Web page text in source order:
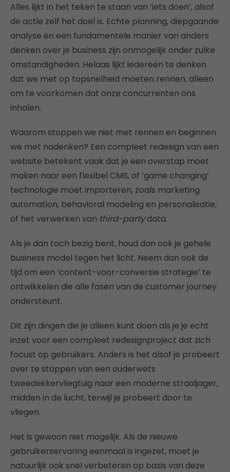
Alles lijkt in het teken te staan van ‘iets doen’, alsof
de actie zelf het doel is. Echte planning, diepgaande
analyse en een fundamentele manier van anders
denken over je business zijn onmogelijk onder zulke
omstandigheden. Helaas lijkt iedereen te denken
dat we met op topsnelheid moeten rennen, alleen
om te voorkomen dat onze concurrenten ons
inhalen.
Waarom stoppen we niet met rennen en beginnen
we met nadenken? Een compleet redesign van een
website betekent vaak dat je een overstap moet
maken naar een flexibel CMS, of ‘game changing’
technologie moet importeren, zoals marketing
automation, behavioral modeling en personalisatie,
of het verwerken van third-partydata.
Als je dan toch bezig bent, houd dan ook je gehele
business model tegen het licht. Neem dan ook de
tijd om een ‘content-voor-conversie strategie’ te
ontwikkelen die alle fasen van de customer journey
ondersteunt.
Dit zijn dingen die je alleen kunt doen als je je echt
inzet voor een compleet redesignproject dat zich
focust op gebruikers. Anders is het alsof je probeert
over te stappen van een ouderwets
tweedekkervliegtuig naar een moderne straaljager,
midden in de lucht, terwijl je probeert door te
vliegen.
Het is gewoon niet mogelijk. Als de nieuwe
gebruikerservaring eenmaal is ingezet, moet je
natuurlijk ook snel verbeteren op basis van deze